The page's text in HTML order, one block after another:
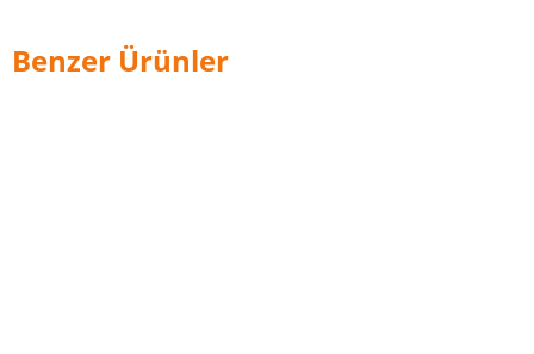
Benzer Ürünler